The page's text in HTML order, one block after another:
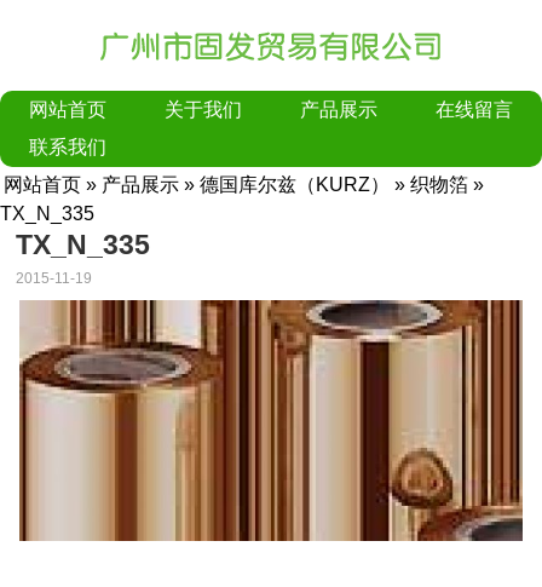
网站首页 关于我们 产品展示
在线留言
联系我们
网站首页 » 产品展示 » 德国库尔兹（KURZ） » 织物箔 »
TX_N_335
TX_N_335
2015-11-19